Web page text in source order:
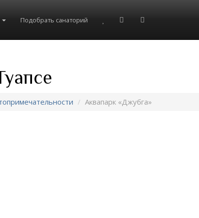
Подобрать санаторий
Аквапарк «Джубга»